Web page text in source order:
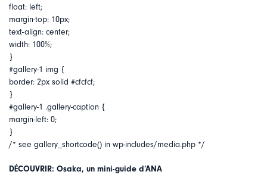
float: left;
margin-top: 10px;
text-align: center;
width: 100%;
}
#gallery-1 img {
border: 2px solid #cfcfcf;
}
#gallery-1 .gallery-caption {
margin-left: 0;
}
/* see gallery_shortcode() in wp-includes/media.php */
DÉCOUVRIR: Osaka, un mini-guide d’ANA